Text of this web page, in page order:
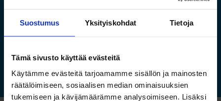
Suostumus Yksityiskohdat Tietoja
Tämä sivusto käyttää evästeitä
Käytämme evästeitä tarjoamamme sisällön ja mainosten
räätälöimiseen, sosiaalisen median ominaisuuksien
tukemiseen ja kävijämäärämme analysoimiseen. Lisäksi